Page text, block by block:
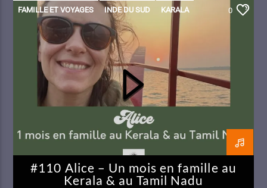
FAMILLE ET VOYAGES INDE DU SUD KARALA
TAMIL NADU
0
#110 Alice – Un mois en famille au
Kerala & au Tamil Nadu